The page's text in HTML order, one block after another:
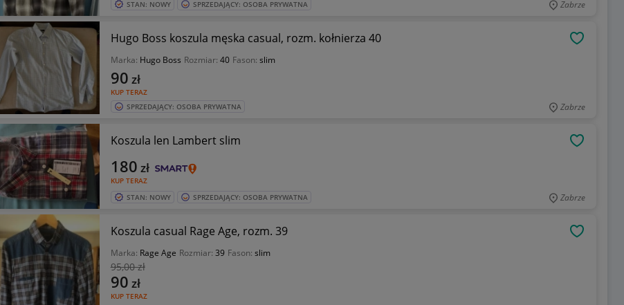
STAN: NOWY SPRZEDAJĄCY: OSOBA PRYWATNA Zabrze
Hugo Boss koszula męska casual, rozm. kołnierza 40
Marka: Hugo Boss Rozmiar: 40 Fason: slim
KUP TERAZ
90 zł
SPRZEDAJĄCY: OSOBA PRYWATNA Zabrze
Koszula len Lambert slim
KUP TERAZ
180 zł
STAN: NOWY SPRZEDAJĄCY: OSOBA PRYWATNA Zabrze
Koszula casual Rage Age, rozm. 39
Marka: Rage Age Rozmiar: 39 Fason: slim
95,00 zł
KUP TERAZ
90 zł